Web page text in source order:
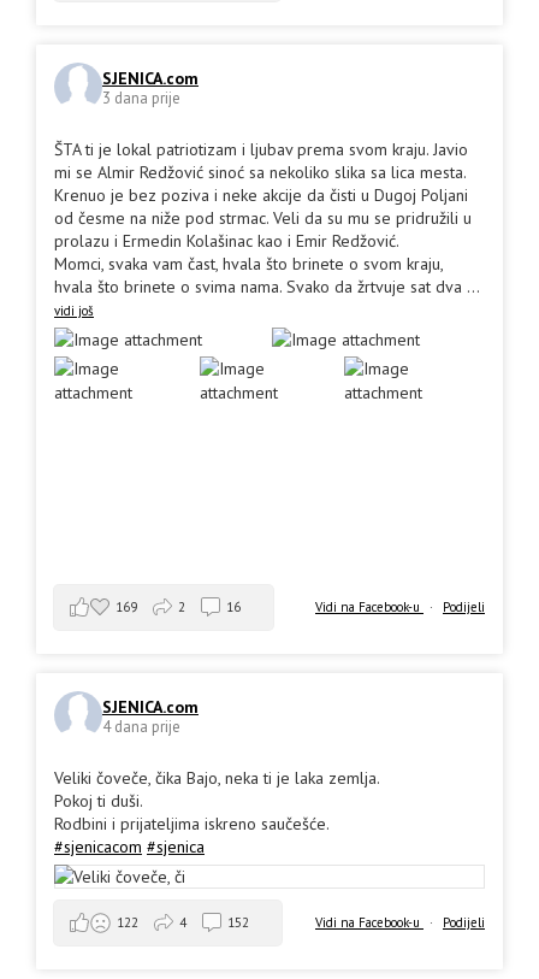
SJENICA.com
3 dana prije
ŠTA ti je lokal patriotizam i ljubav prema svom kraju. Javio
mi se Almir Redžović sinoć sa nekoliko slika sa lica mesta.
Krenuo je bez poziva i neke akcije da čisti u Dugoj Poljani
od česme na niže pod strmac. Veli da su mu se pridružili u
prolazu i Ermedin Kolašinac kao i Emir Redžović.
Momci, svaka vam čast, hvala što brinete o svom kraju,
hvala što brinete o svima nama. Svako da žrtvuje sat dva ...
vidi još
Vidi na Facebook-u · Podijeli
169 2 16
SJENICA.com
4 dana prije
Veliki čoveče, čika Bajo, neka ti je laka zemlja.
Pokoj ti duši.
Rodbini i prijateljima iskreno saučešće.
#sjenicacom #sjenica
Vidi na Facebook-u · Podijeli
122 4 152